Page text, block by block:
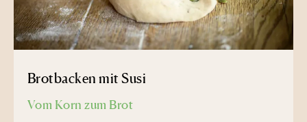
Brotbacken mit Susi
Vom Korn zum Brot